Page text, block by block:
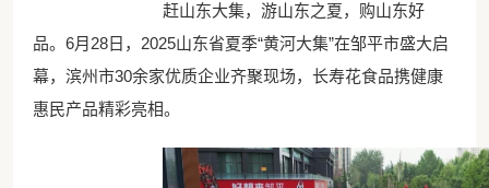
赶山东大集，游山东之夏，购山东好
品。6月28日，2025山东省夏季“黄河大集”在邹平市盛大启
幕，滨州市30余家优质企业齐聚现场，长寿花食品携健康
惠民产品精彩亮相。